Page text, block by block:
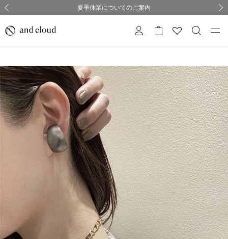
採用のご案内
熊本県熊本地方を震源とする地震の影響について
夏季休業についてのご案内
購入証明書ペーパーレス化のお知らせ
採用のご案内
熊本県熊本地方を震源とする地震の影響について